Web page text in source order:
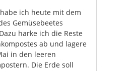
ich heute mit dem
Gemüsebeetes
harke ich die Reste
ab und lagere
in den leeren
Die Erde soll